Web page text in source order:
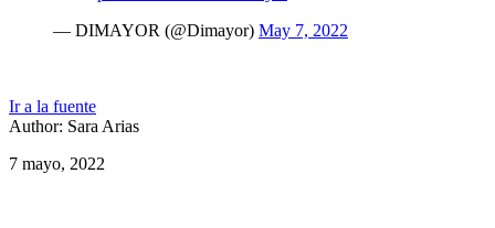
— DIMAYOR (@Dimayor) May 7, 2022
Ir a la fuente
Author: Sara Arias
7 mayo, 2022